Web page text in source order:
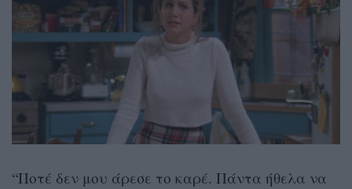
“Ποτέ δεν μου άρεσε το καρέ. Πάντα ήθελα να